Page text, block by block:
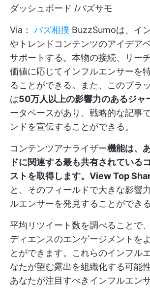
ダッシュボード /バズサモ
Via： バズ相撲 BuzzSumoは、イ
やトレンドコンテンツのアイデア
サポートする。本物の接続、リー
価値に応じてインフルエンサーを
ることができる。また、このプラ
は50万人以上の影響力のあるジャ
ータベースがあり、戦略的な記事
ンドを宣伝することができる。
コンテンツアナライザー機能は、
ドに関連する最も共有されている
ストを取得します。View Top
と、そのフィールドで大きな影響
ルエンサーを発見することができる
平均リツイート数を調べることで
ディエンスのエンゲージメントを
とができます。これらのインフル
なたが望む露出を組織化する可能
あなたが注目すべきインフルエン